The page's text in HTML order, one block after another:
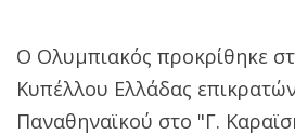
Ο Ολυμπιακός προκρίθηκε
Κυπέλλου Ελλάδας
Παναθηναϊκού στο "Γ.